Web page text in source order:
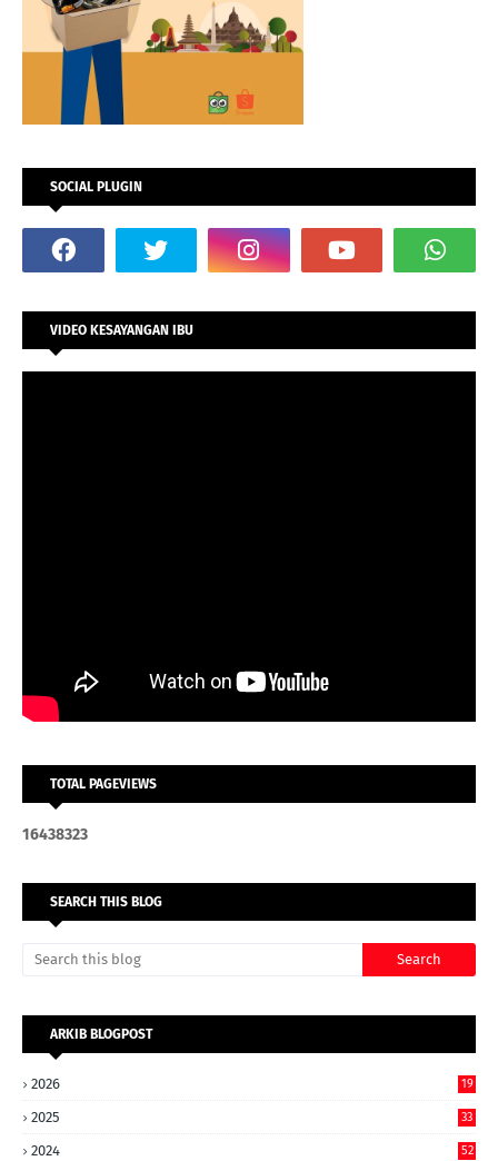
SOCIAL PLUGIN
VIDEO KESAYANGAN IBU
TOTAL PAGEVIEWS
16438323
SEARCH THIS BLOG
ARKIB BLOGPOST
2026 19
2025 33
2024 52